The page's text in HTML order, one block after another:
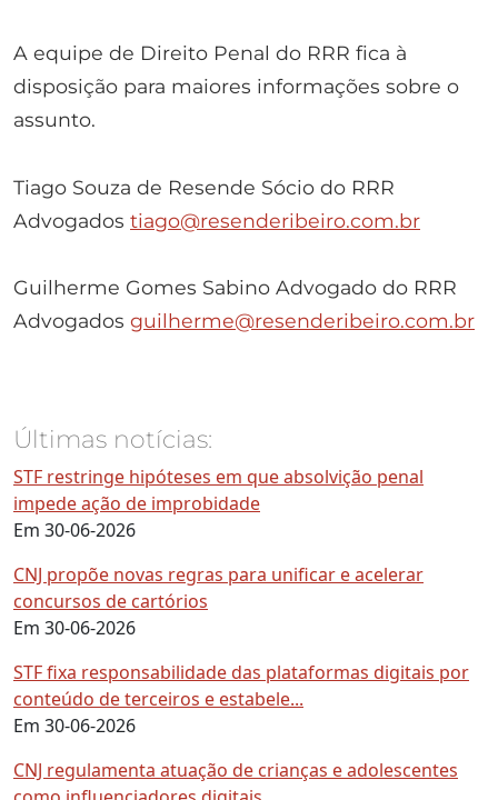
A equipe de Direito Penal do RRR fica à
disposição para maiores informações sobre o
assunto.
Tiago Souza de Resende Sócio do RRR
Advogados tiago@resenderibeiro.com.br
Guilherme Gomes Sabino Advogado do RRR
Advogados guilherme@resenderibeiro.com.br
Últimas notícias:
STF restringe hipóteses em que absolvição penal
impede ação de improbidade
Em 30-06-2026
CNJ propõe novas regras para unificar e acelerar
concursos de cartórios
Em 30-06-2026
STF fixa responsabilidade das plataformas digitais por
conteúdo de terceiros e estabele...
Em 30-06-2026
CNJ regulamenta atuação de crianças e adolescentes